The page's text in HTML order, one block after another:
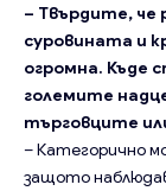
– Твърдите, че
суровината и
огромна. Къде
големите
търговците
– Категорично
защото